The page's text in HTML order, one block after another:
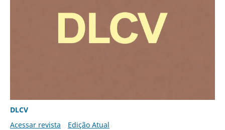
DLCV
Acessar revista
Edição Atual